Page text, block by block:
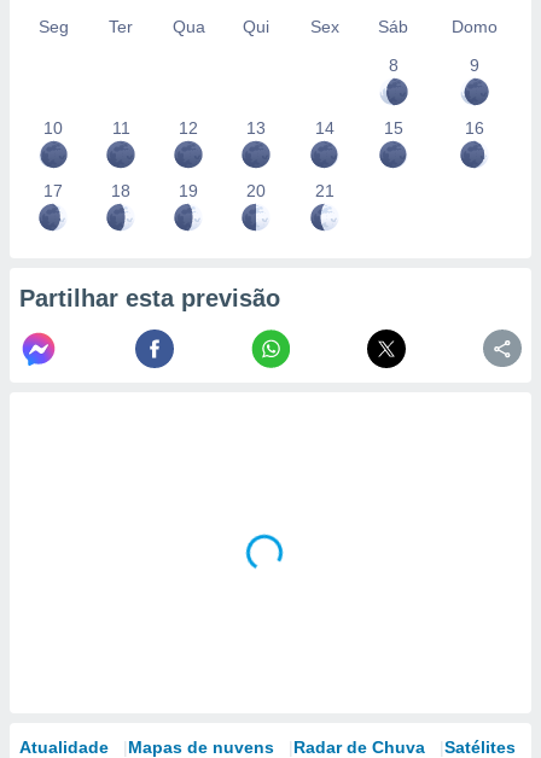
Seg Ter Qua Qui Sex Sáb
Domo
8
9
10 11 12 13 14 15 16
17 18 19 20 21
Partilhar esta previsão
Atualidade Mapas de nuvens Radar de Chuva Satélites